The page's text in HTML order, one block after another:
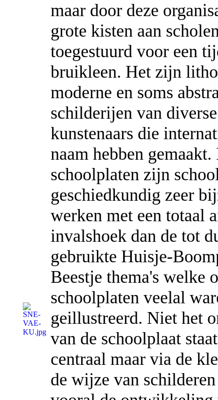
maar door deze
grote kisten aan
toegestuurd voor een
bruikleen. Het zijn
moderne en soms
schilderijen van
kunstenaars die
naam hebben gemaakt.
schoolplaten zijn
geschiedkundig zeer
werken met een totaal
invalshoek dan de tot
gebruikte Huisje-
Beestje thema's welke
schoolplaten veelal
geillustreerd. Niet het
van de schoolplaat
centraal maar via de
de wijze van